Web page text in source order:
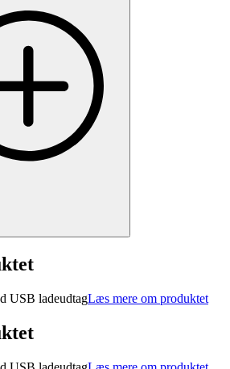
USB ladeudtagLæs mere om produktet